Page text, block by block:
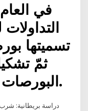
تسميتها
ثمّ
البورصات في جميع أنحاء العالم.
دراسة بريطانية: